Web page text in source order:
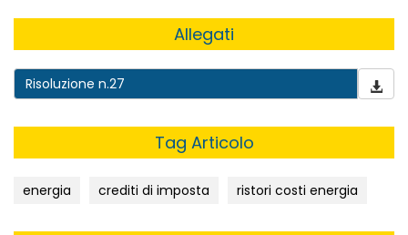
Allegati
Risoluzione n.27
Tag Articolo
energia crediti di imposta ristori costi energia